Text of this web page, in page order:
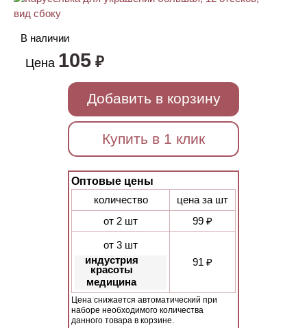
В наличии
Цена 105₽
Добавить в корзину
Купить в 1 клик
Оптовые цены
количество
цена за шт
от 2 шт
99 ₽
от 3 шт
индустрия
красоты
медицина
91 ₽
Цена снижается автоматический при
наборе необходимого количества
данного товара в корзине.